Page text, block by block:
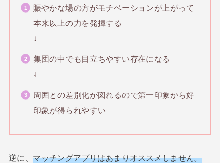
賑やかな場の方がモチベーションが上がって
本来以上の力を発揮する
↓
集団の中でも目立ちやすい存在になる
↓
周囲との差別化が図れるので第一印象から好
印象が得られやすい
逆に、マッチングアプリはあまりオススメしません。